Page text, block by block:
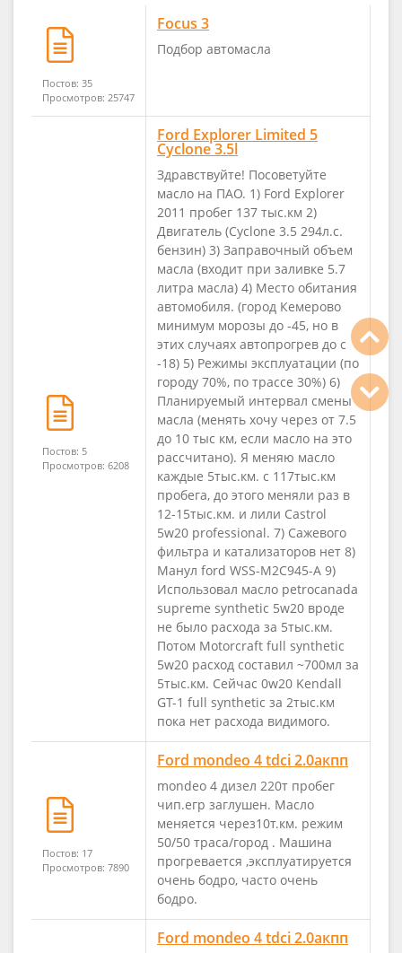
Постов: 35
Просмотров: 25747
Focus 3
Подбор автомасла
Постов: 5
Просмотров: 6208
Ford Explorer Limited 5
Cyclone 3.5l
Здравствуйте! Посоветуйте
масло на ПАО. 1) Ford Explorer
2011 пробег 137 тыс.км 2)
Двигатель (Cyclone 3.5 294л.с.
бензин) 3) Заправочный объем
масла (входит при заливке 5.7
литра масла) 4) Место обитания
автомобиля. (город Кемерово
минимум морозы до -45, но в
этих случаях автопрогрев до с
-18) 5) Режимы эксплуатации (по
городу 70%, по трассе 30%) 6)
Планируемый интервал смены
масла (менять хочу через от 7.5
до 10 тыс км, если масло на это
рассчитано). Я меняю масло
каждые 5тыс.км. с 117тыс.км
пробега, до этого меняли раз в
12-15тыс.км. и лили Castrol
5w20 professional. 7) Сажевого
фильтра и катализаторов нет 8)
Манул ford WSS-M2C945-A 9)
Использовал масло petrocanada
supreme synthetic 5w20 вроде
не было расхода за 5тыс.км.
Потом Motorcraft full synthetic
5w20 расход составил ~700мл за
5тыс.км. Сейчас 0w20 Kendall
GT-1 full synthetic за 2тыс.км
пока нет расхода видимого.
Постов: 17
Просмотров: 7890
Ford mondeo 4 tdci 2.0акпп
mondeo 4 дизел 220т пробег
чип.егр заглушен. Масло
меняется через10т.км. режим
50/50 траса/город . Машина
прогревается ,эксплуатируется
очень бодро, часто очень
бодро.
Ford mondeo 4 tdci 2.0акпп